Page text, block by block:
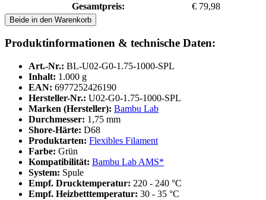
Gesamtpreis:
€ 79,98
Beide in den Warenkorb
Produktinformationen & technische Daten:
Art.-Nr.: BL-U02-G0-1.75-1000-SPL
Inhalt: 1.000 g
EAN: 6977252426190
Hersteller-Nr.: U02-G0-1.75-1000-SPL
Marken (Hersteller): Bambu Lab
Durchmesser: 1,75 mm
Shore-Härte: D68
Produktarten: Flexibles Filament
Farbe: Grün
Kompatibilität: Bambu Lab AMS*
System: Spule
Empf. Drucktemperatur: 220 - 240 °C
Empf. Heizbetttemperatur: 30 - 35 °C